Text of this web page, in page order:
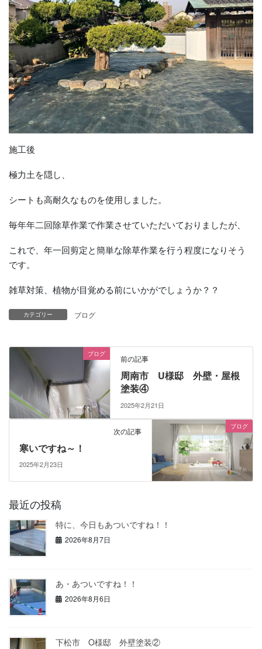
施工後
極力土を隠し、
シートも高耐久なものを使用しました。
毎年年二回除草作業で作業させていただいておりましたが、
これで、年一回剪定と簡単な除草作業を行う程度になりそう
です。
雑草対策、植物が目覚める前にいかがでしょうか？？
カテゴリー ブログ
ブログ 前の記事
周南市 U様邸 外壁・屋根
塗装④
2025年2月21日
ブログ
次の記事
寒いですね～！
2025年2月23日
最近の投稿
特に、今日もあついですね！！
2026年8月7日
あ・あついですね！！
2026年8月6日
下松市 O様邸 外壁塗装②